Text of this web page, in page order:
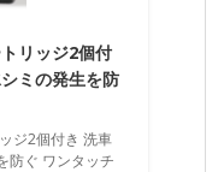
リッジ2個付
ミの発生を防
ジ2個付き 洗車
防ぐ ワンタッチ